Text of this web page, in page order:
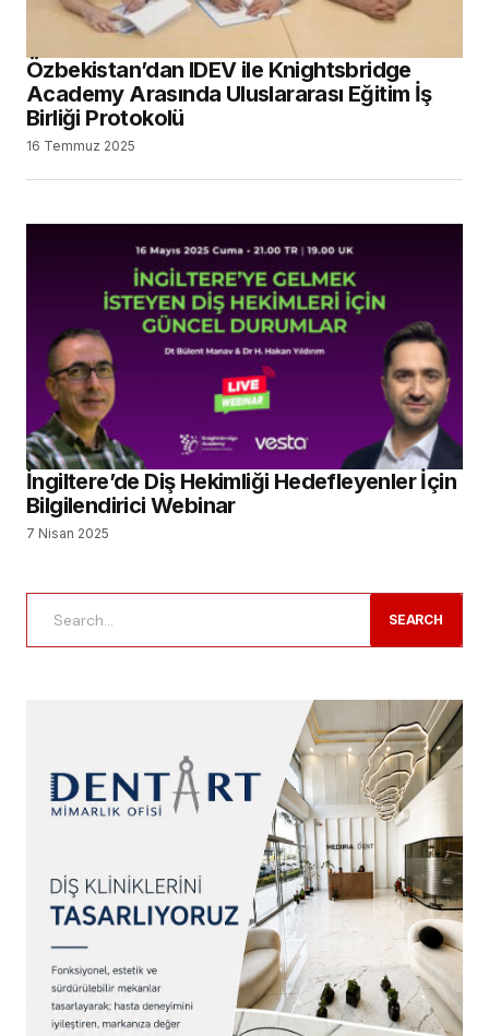
Özbekistan’dan IDEV ile Knightsbridge
Academy Arasında Uluslararası Eğitim İş
Birliği Protokolü
16 Temmuz 2025
İngiltere’de Diş Hekimliği Hedefleyenler İçin
Bilgilendirici Webinar
7 Nisan 2025
SEARCH